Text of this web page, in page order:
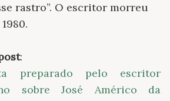
rastro”. O escritor morreu
:
preparado pelo escritor
sobre José Américo da